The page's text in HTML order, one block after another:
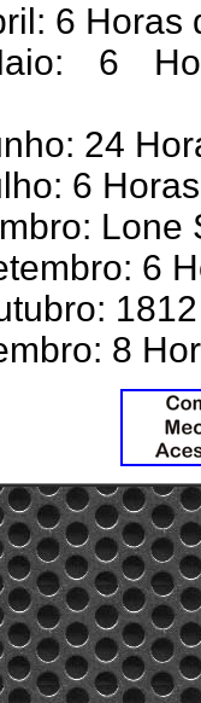
6 Horas
6
24
6
Lone
6
8